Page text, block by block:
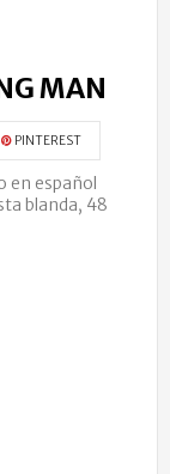
MAN
PINTEREST
en español
blanda, 48